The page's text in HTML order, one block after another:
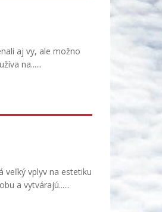
aj vy, ale možno
na......
veľký vplyv na estetiku
a vytvárajú......